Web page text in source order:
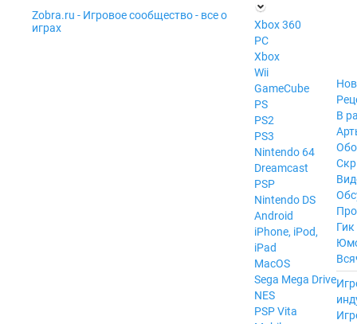
Zobra.ru - Игровое сообщество - все о
играх
П
ла
т
ф
ор
м
ы
Xbox 360
PC
Xbox
Wii
GameCube
PS
PS2
PS3
Nintendo 64
Dreamcast
PSP
Nintendo DS
Android
iPhone, iPod,
iPad
MacOS
Sega Mega Drive
NES
PSP Vita
В
Гик